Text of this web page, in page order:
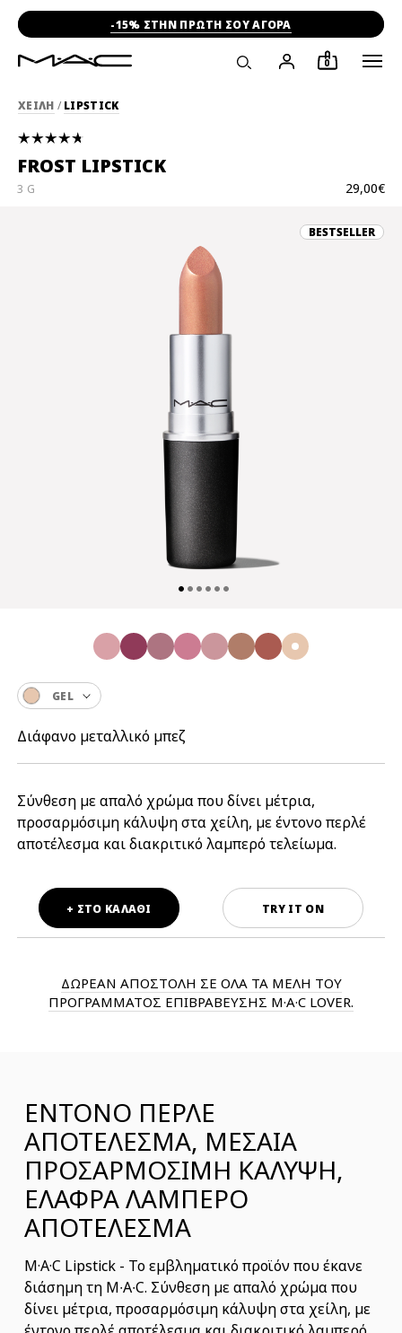
-15% ΣΤΗΝ ΠΡΩΤΗ ΣΟΥ ΑΓΟΡΑ
0
ΧΕΙΛΗ / LIPSTICK
FROST LIPSTICK
29,00€
3 G
BESTSELLER
Σύνθεση με απαλό χρώμα που δίνει μέτρια,
προσαρμόσιμη κάλυψη στα χείλη, με έντονο περλέ
αποτέλεσμα και διακριτικό λαμπερό τελείωμα.
GEL
Διάφανο μεταλλικό μπεζ
TRY IT ON
+ ΣΤΟ ΚΑΛΑΘΙ
ΔΩΡΕΑΝ ΑΠΟΣΤΟΛΗ ΣΕ ΟΛΑ ΤΑ ΜΕΛΗ ΤΟΥ
ΠΡΟΓΡΑΜΜΑΤΟΣ ΕΠΙΒΡΑΒΕΥΣΗΣ M·A·C LOVER.
ΈΝΤΟΝΟ ΠΕΡΛΕ
ΑΠΟΤΕΛΕΣΜΑ, ΜΕΣΑΙΑ
ΠΡΟΣΑΡΜΟΣΙΜΗ ΚΑΛΥΨΗ,
ΕΛΑΦΡΑ ΛΑΜΠΕΡΟ
ΑΠΟΤΕΛΕΣΜΑ
M·A·C Lipstick - Το εμβληματικό προϊόν που έκανε
διάσημη τη M∙A∙C. Σύνθεση με απαλό χρώμα που
δίνει μέτρια, προσαρμόσιμη κάλυψη στα χείλη, με